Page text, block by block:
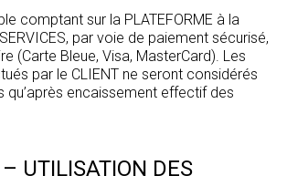
comptant sur la PLATEFORME à la
par voie de paiement sécurisé,
(Carte Bleue, Visa, MasterCard). Les
par le CLIENT ne seront considérés
qu’après encaissement effectif des
UTILISATION DES